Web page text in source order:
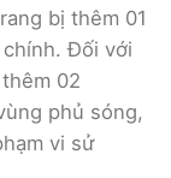
bị thêm 01
Đối với
02
phủ sóng,
vi sử